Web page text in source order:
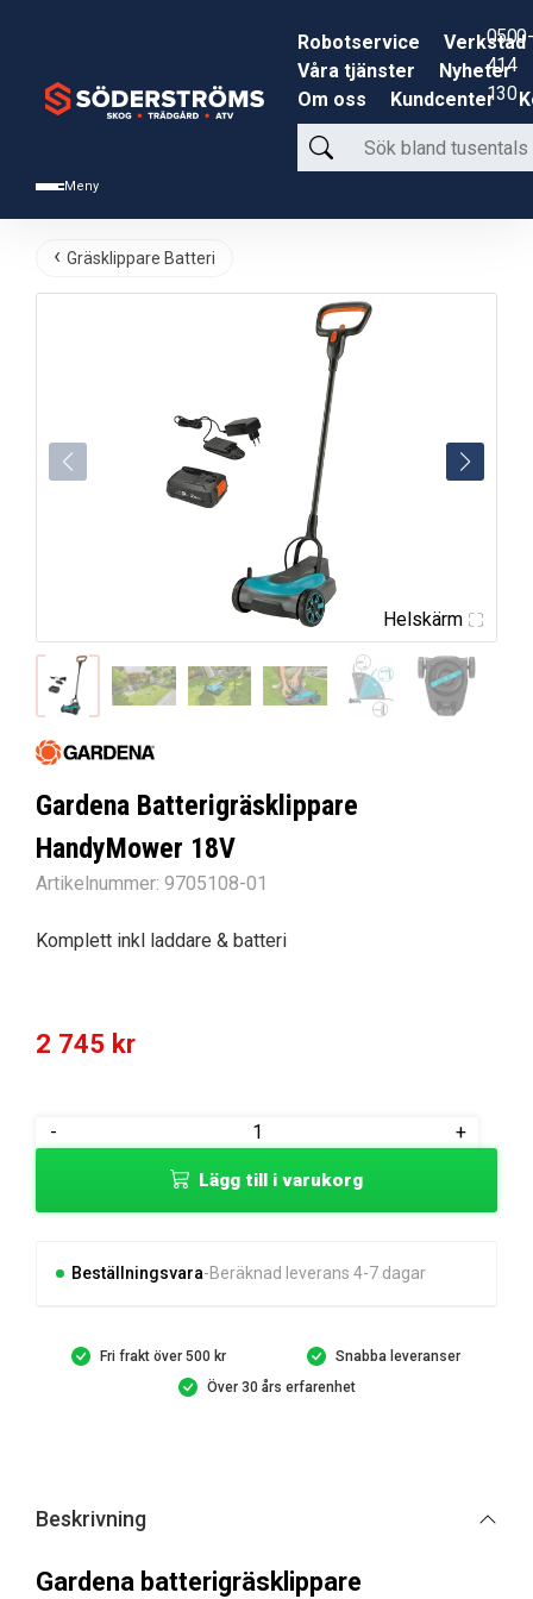
Meny
Robotservice
Verkstad
Våra tjänster
Nyheter
Om oss
Kundcenter
Sök
bland
produkter
0500-
414
130
Gräsklippare Batteri
Helskärm
Gardena Batterigräsklippare
HandyMower 18V
Artikelnummer: 9705108-01
Komplett inkl laddare & batteri
2 745 kr
-
Gardena
18V
+
Lägg till i varukorg
Beställningsvara Beräknad leverans 4-7 dagar
Fri frakt över 500 kr
Snabba leveranser
Över 30 års erfarenhet
Beskrivning
Gardena batterigräsklippare